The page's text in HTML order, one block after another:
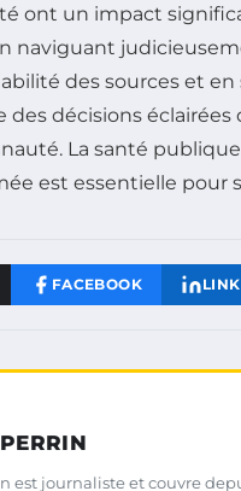
ont un impact
naviguant
des sources et en
des décisions
La santé
est essentielle pour
FACEBOOK
est journaliste et couvre